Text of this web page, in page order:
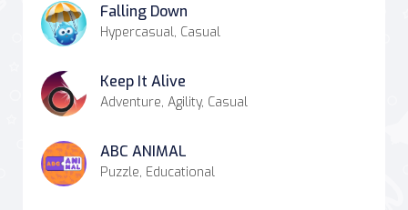
Falling Down
Hypercasual, Casual
Keep It Alive
Adventure, Agility, Casual
ABC ANIMAL
Puzzle, Educational